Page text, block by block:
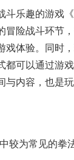
斗乐趣的游戏
险战斗环节
体验。同时
可以通过游
内容，也是
为常见的拳法